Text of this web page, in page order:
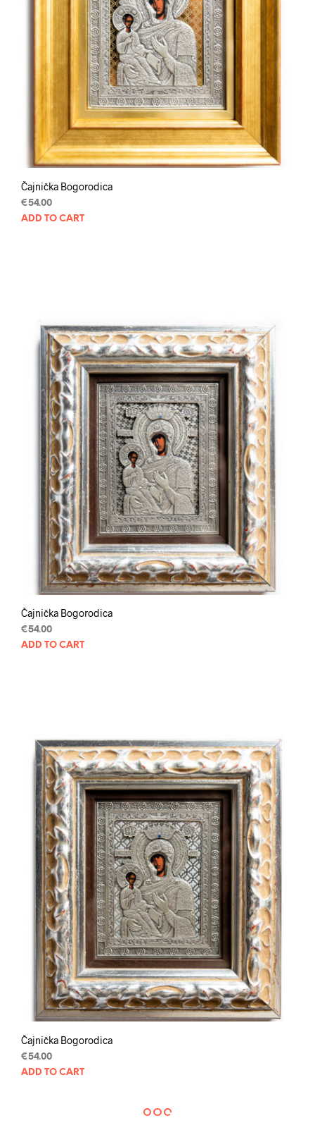
Čajnička Bogorodica
€54.00
ADD TO CART
Čajnička Bogorodica
€54.00
ADD TO CART
Čajnička Bogorodica
€54.00
ADD TO CART